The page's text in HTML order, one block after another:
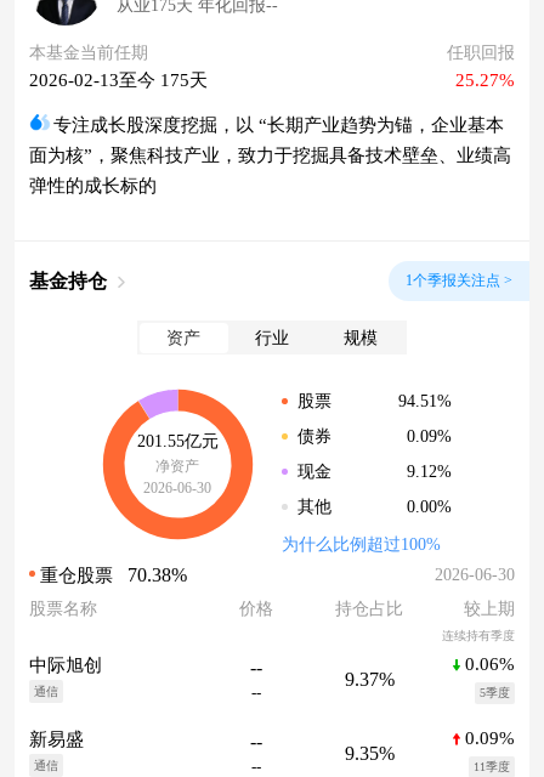
从业175天 年化回报--
本基金当前任期
2026-02-13至今 175天
任职回报
25.27%
专注成长股深度挖掘，以 “长期产业趋势为锚，企业基本
面为核”，聚焦科技产业，致力于挖掘具备技术壁垒、业绩高
弹性的成长标的
基金持仓 1个季报关注点 >
资产 行业 规模
201.55亿元
净资产
2026-06-30
股票
94.51%
债券
0.09%
现金
9.12%
其他
0.00%
为什么比例超过100%
重仓股票 70.38%
2026-06-30
股票名称
价格 持仓占比 较上期
连续持有季度
中际旭创
通信
--
--
9.37%
0.06%
5季度
新易盛
通信
--
--
9.35%
0.09%
11季度